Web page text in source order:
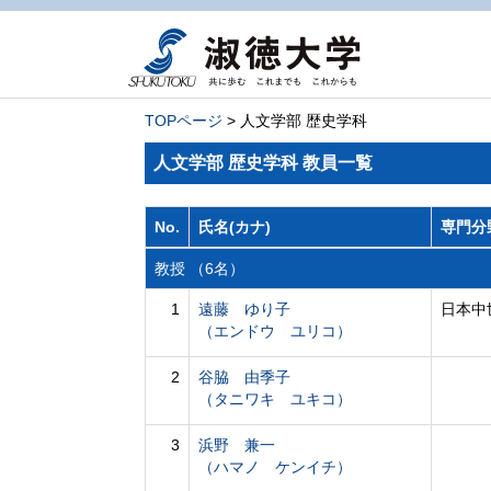
TOPページ > 人文学部 歴史学科
人文学部 歴史学科 教員一覧
No. 氏名(カナ) 専門分
教授 （6名）
1
遠藤 ゆり子
（エンドウ ユリコ）
日本中
2
谷脇 由季子
（タニワキ ユキコ）
3
浜野 兼一
（ハマノ ケンイチ）